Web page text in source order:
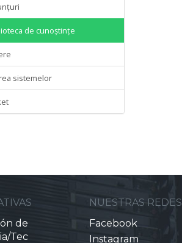
de cunoștințe
sistemelor
de
Tec
NUESTRAS REDES
Facebook
Instagram